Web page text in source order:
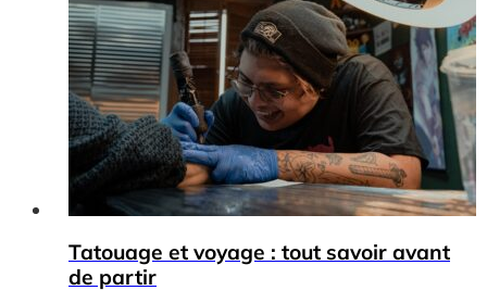
Tatouage et voyage : tout savoir avant
de partir